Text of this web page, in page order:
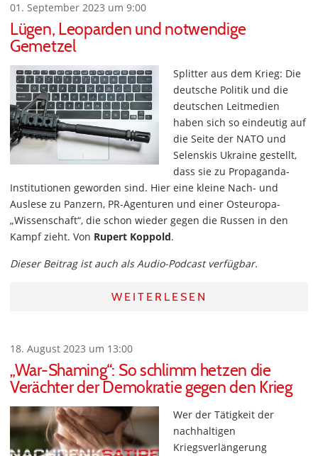
01. September 2023 um 9:00
Lügen, Leoparden und notwendige
Gemetzel
Splitter aus dem Krieg: Die
deutsche Politik und die
deutschen Leitmedien
haben sich so eindeutig auf
die Seite der NATO und
Selenskis Ukraine gestellt,
dass sie zu Propaganda-
Institutionen geworden sind. Hier eine kleine Nach- und
Auslese zu Panzern, PR-Agenturen und einer Osteuropa-
„Wissenschaft“, die schon wieder gegen die Russen in den
Kampf zieht. Von Rupert Koppold.
Dieser Beitrag ist auch als Audio-Podcast verfügbar.
WEITERLESEN
18. August 2023 um 13:00
„War-Shaming“: So schlimm hetzen die
Verächter der Demokratie gegen den Krieg
Wer der Tätigkeit der
nachhaltigen
Kriegsverlängerung